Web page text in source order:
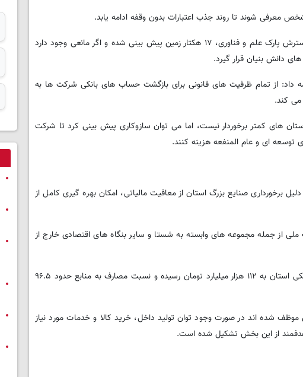
معرفی شوند تا روند جذب اعتبارات بدون وقفه ادامه یابد.
استاندار کردستان با اشاره به توسعه زیست بوم فناوری استان، اظهار کرد: برای گسترش پارک علم و فناوری، ۱۷ هکتار زمین پیش بینی شده و اگر مانعی وجود دارد
دانش بنیان قرار گیرد.
داد: از تمام ظرفیت های قانونی برای بازگشت حساب های بانکی شرکت ها به
می کند.
های کمتر برخوردار نیست، اما می توان سازوکاری پیش بینی کرد تا شرکت
توسعه ای و عام المنفعه هزینه کنند.
برخورداری صنایع بزرگ استان از معافیت مالیاتی، امکان بهره گیری کامل از
از جمله مجموعه های وابسته به شستا و سایر بنگاه های اقتصادی خارج از
وی با اشاره به وضعیت شبکه بانکی استان، اظهار کرد: تا پایان دی ماه، منابع بانکی استان به ۱۱۲ هزار میلیارد تومان رسیده و نسبت مصارف به منابع حدود ۹۶.۵
شده اند در صورت وجود توان تولید داخل، خرید کالا و خدمات مورد نیاز
هدفمند از این بخش تشکیل شده است.